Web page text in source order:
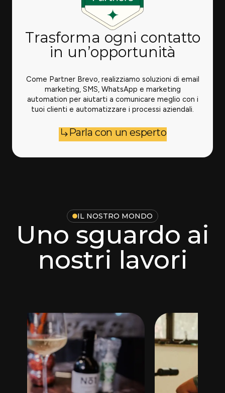
Trasforma ogni contatto
in un’opportunità
Come Partner Brevo, realizziamo soluzioni di email
marketing, SMS, WhatsApp e marketing
automation per aiutarti a comunicare meglio con i
tuoi clienti e automatizzare i processi aziendali.
Parla con un esperto
IL NOSTRO MONDO
Uno sguardo ai
nostri lavori